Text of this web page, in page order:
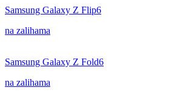
Samsung Galaxy Z Flip6
na zalihama
Samsung Galaxy Z Fold6
na zalihama